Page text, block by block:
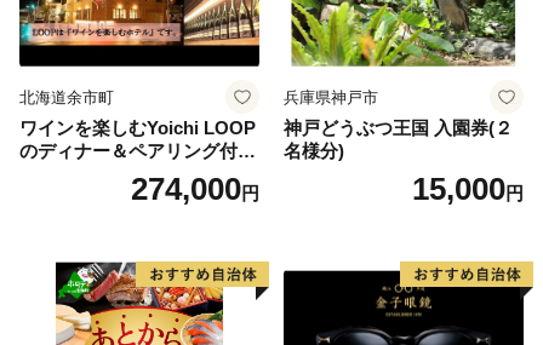
北海道余市町
ワインを楽しむYoichi LOOP
のディナー＆ペアリング付宿
泊プラン＜デラックスツイン
274,000円
兵庫県神戸市
神戸どうぶつ王国 入園券(２
名様分)
15,000円